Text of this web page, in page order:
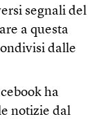
segnali del
a questa
dalle
ha
notizie dal